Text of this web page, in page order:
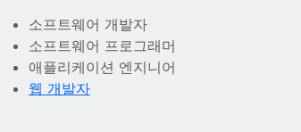
소프트웨어 개발자
소프트웨어 프로그래머
애플리케이션 엔지니어
웹 개발자